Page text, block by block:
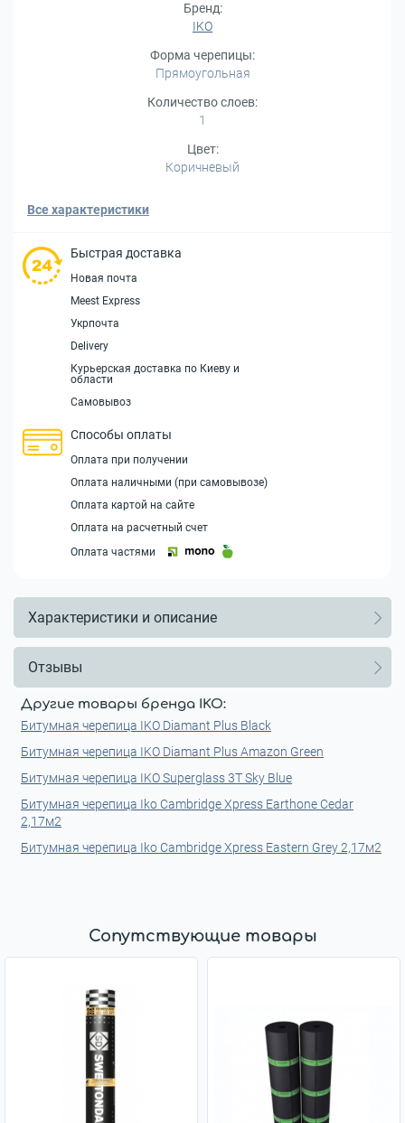
Бренд:
IKO
Форма черепицы:
Прямоугольная
Количество слоев:
1
Цвет:
Коричневый
Все характеристики
Быстрая доставка
Новая почта
Meest Express
Укрпочта
Delivery
Курьерская доставка по Киеву и
области
Самовывоз
Способы оплаты
Оплата при получении
Оплата наличными (при самовывозе)
Оплата картой на сайте
Оплата на расчетный счет
Оплата частями
Характеристики и описание
Отзывы
Другие товары бренда IKO:
Битумная черепица IKO Diamant Plus Black
Битумная черепица IKO Diamant Plus Amazon Green
Битумная черепица IKO Superglass 3T Sky Blue
Битумная черепица Iko Cambridge Xpress Earthone Cedar
2,17м2
Битумная черепица Iko Cambridge Xpress Eastern Grey 2,17м2
Сопутствующие товары